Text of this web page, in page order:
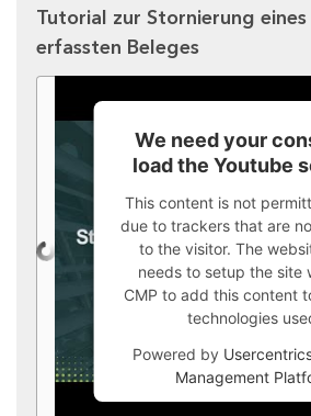
Tutorial zur Stornierung
erfassten Beleges
We need your
load the Youtube
This content is not
due to trackers that are
to the visitor. The
needs to setup the site
CMP to add this content
technologies
Powered by
Management